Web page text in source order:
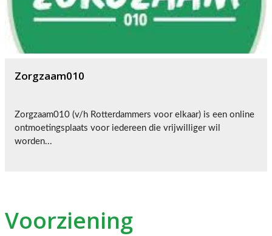
Zorgzaam010
Zorgzaam010 (v/h Rotterdammers voor elkaar) is een online
ontmoetingsplaats voor iedereen die vrijwilliger wil
worden...
Voorziening